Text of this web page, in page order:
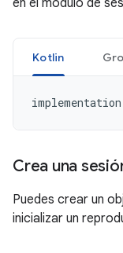
en el módulo de
Kotlin
implementation
Crea una
Puedes crear un
inicializar un